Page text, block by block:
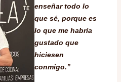
enseñar todo lo
que sé, porque es
lo que me habría
gustado que
hiciesen
conmigo.”